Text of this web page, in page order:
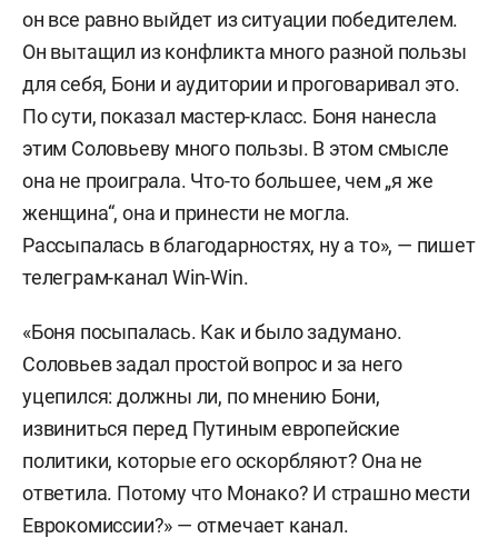
он все равно выйдет из ситуации победителем.
Он вытащил из конфликта много разной пользы
для себя, Бони и аудитории и проговаривал это.
По сути, показал мастер-класс. Боня нанесла
этим Соловьеву много пользы. В этом смысле
она не проиграла. Что-то большее, чем „я же
женщина“, она и принести не могла.
Рассыпалась в благодарностях, ну а то», — пишет
телеграм-канал Win-Win.
«Боня посыпалась. Как и было задумано.
Соловьев задал простой вопрос и за него
уцепился: должны ли, по мнению Бони,
извиниться перед Путиным европейские
политики, которые его оскорбляют? Она не
ответила. Потому что Монако? И страшно мести
Еврокомиссии?» — отмечает канал.